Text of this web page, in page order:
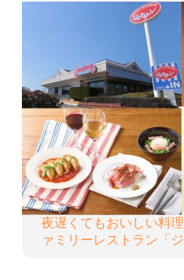
夜遅くてもおいしい料
ァミリーレストラン「ジ